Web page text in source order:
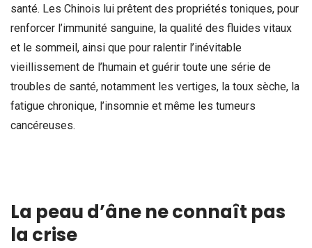
santé. Les Chinois lui prêtent des propriétés toniques, pour
renforcer l’immunité sanguine, la qualité des fluides vitaux
et le sommeil, ainsi que pour ralentir l’inévitable
vieillissement de l’humain et guérir toute une série de
troubles de santé, notamment les vertiges, la toux sèche, la
fatigue chronique, l’insomnie et même les tumeurs
cancéreuses.
La peau d’âne ne connaît pas
la crise